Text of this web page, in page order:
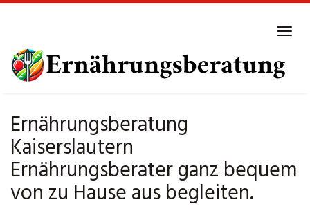
main
content
Ernährungsberatung
Kaiserslautern
Ernährungsberater ganz bequem
von zu Hause aus begleiten.